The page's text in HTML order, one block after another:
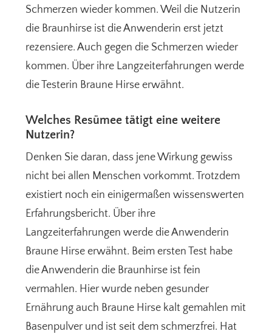
Schmerzen wieder kommen. Weil die Nutzerin
die Braunhirse ist die Anwenderin erst jetzt
rezensiere. Auch gegen die Schmerzen wieder
kommen. Über ihre Langzeiterfahrungen werde
die Testerin Braune Hirse erwähnt.
Welches Resümee tätigt eine weitere
Nutzerin?
Denken Sie daran, dass jene Wirkung gewiss
nicht bei allen Menschen vorkommt. Trotzdem
existiert noch ein einigermaßen wissenswerten
Erfahrungsbericht. Über ihre
Langzeiterfahrungen werde die Anwenderin
Braune Hirse erwähnt. Beim ersten Test habe
die Anwenderin die Braunhirse ist fein
vermahlen. Hier wurde neben gesunder
Ernährung auch Braune Hirse kalt gemahlen mit
Basenpulver und ist seit dem schmerzfrei. Hat